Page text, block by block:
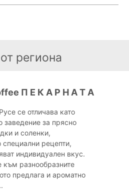
региона
П Е К А Р Н А Т А
се отличава като
заведение за прясно
и соленки,
специални рецепти,
индивидуален вкус.
към разнообразните
предлага и ароматно